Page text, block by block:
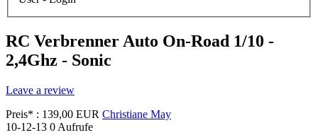
RC Verbrenner Auto On-Road 1/10 -
2,4Ghz - Sonic
Leave a review
Preis* : 139,00 EUR Christiane May
10-12-13 0 Aufrufe